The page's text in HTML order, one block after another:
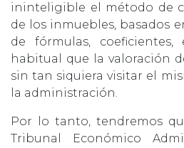
ininteligible el método de
de los inmuebles, basados
de fórmulas, coeficientes,
habitual que la valoración
sin tan siquiera visitar el
la administración.
Por lo tanto, tendremos
Tribunal Económico